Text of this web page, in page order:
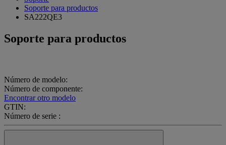
Soporte para productos
SA222QE3
Soporte para productos
Número de modelo:
Número de componente:
Encontrar otro modelo
GTIN:
Número de serie :